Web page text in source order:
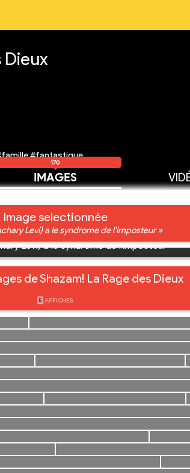
Dieux
#fantastique
IMAGES
170
Image selectionnée
Levi) a le syndrome de l'imposteur »
Levi) a le syndrome de l'imposteur
de Shazam! La Rage des Dieux
5 AFFICHES